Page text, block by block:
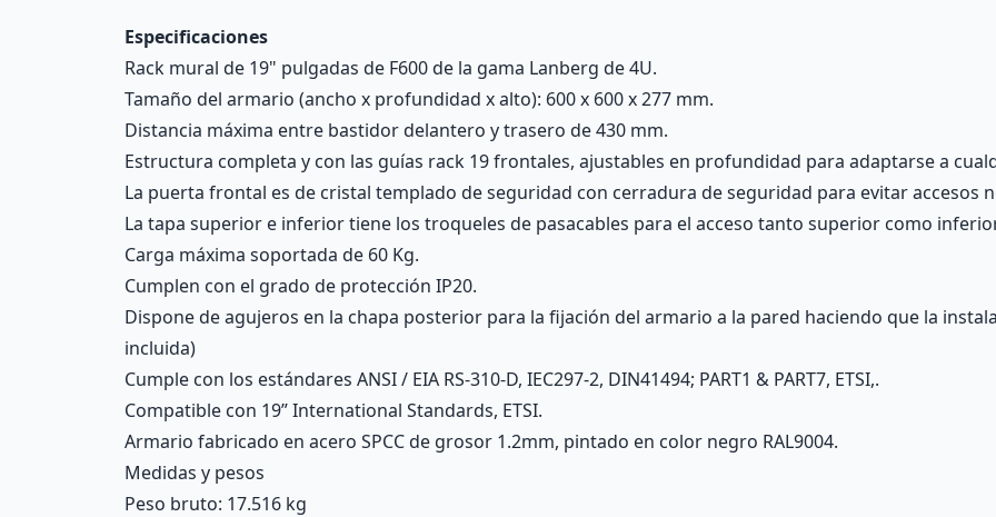
Especificaciones
Rack mural de 19" pulgadas de F600 de la gama Lanberg de 4U.
Tamaño del armario (ancho x profundidad x alto): 600 x 600 x 277 mm.
Distancia máxima entre bastidor delantero y trasero de 430 mm.
Estructura completa y con las guías rack 19 frontales, ajustables en profundidad para adaptarse a
La puerta frontal es de cristal templado de seguridad con cerradura de seguridad para evitar accesos
La tapa superior e inferior tiene los troqueles de pasacables para el acceso tanto superior como
Carga máxima soportada de 60 Kg.
Cumplen con el grado de protección IP20.
Dispone de agujeros en la chapa posterior para la fijación del armario a la pared haciendo que la
incluida)
Cumple con los estándares ANSI / EIA RS-310-D, IEC297-2, DIN41494; PART1 & PART7, ETSI,.
Compatible con 19” International Standards, ETSI.
Armario fabricado en acero SPCC de grosor 1.2mm, pintado en color negro RAL9004.
Medidas y pesos
Peso bruto: 17.516 kg